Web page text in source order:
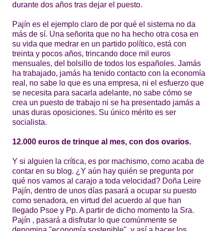
durante dos años tras dejar el puesto.
Pajín es el ejemplo claro de por qué el sistema no da
más de sí. Una señorita que no ha hecho otra cosa en
su vida que medrar en un partido político, está con
treinta y pocos años, trincando doce mil euros
mensuales, del bolsillo de todos los españoles. Jamás
ha trabajado, jamás ha tenido contacto con la economía
real, no sabe lo que es una empresa, ni el esfuerzo que
se necesita para sacarla adelante, no sabe cómo se
crea un puesto de trabajo ni se ha presentado jamás a
unas duras oposiciones. Su único mérito es ser
socialista.
12.000 euros de trinque al mes, con dos ovarios.
Y si alguien la crítica, es por machismo, como acaba de
contar en su blog. ¿Y aún hay quién se pregunta por
qué nos vamos al carajo a toda velocidad? Doña Leire
Pajín, dentro de unos días pasará a ocupar su puesto
como senadora, en virtud del acuerdo al que han
llegado Psoe y Pp. A partir de dicho momento la Sra.
Pajín , pasará a disfrutar lo que comúnmente se